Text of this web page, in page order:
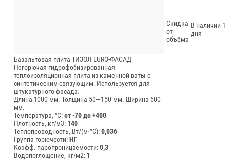
Базальтовая плита ТИЗОЛ EURO-ФАСАД
Негорючая гидрофобизированная
теплоизоляционная плита из каменной ваты с
синтетическим связующим. Используется для
штукатурного фасада.
Длина 1000 мм. Толщина 50—150 мм. Ширина 600
мм.
Температура, °C:от -70 до +400
Плотность, кг/м3: 140
Теплопроводность, Вт/(м⋅°С):0,036
Группа горючести:НГ
Коэфф. паропроницаемости:0,3
Водопоглощение, кг/м2: 1
Скидка
от
объёма
В наличии
дня